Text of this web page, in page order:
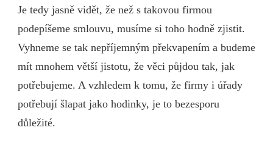
Je tedy jasně vidět, že než s takovou firmou
podepíšeme smlouvu, musíme si toho hodně zjistit.
Vyhneme se tak nepříjemným překvapením a budeme
mít mnohem větší jistotu, že věci půjdou tak, jak
potřebujeme. A vzhledem k tomu, že firmy i úřady
potřebují šlapat jako hodinky, je to bezesporu
důležité.